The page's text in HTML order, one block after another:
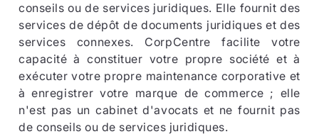
conseils ou de services juridiques. Elle fournit des
services de dépôt de documents juridiques et des
services connexes. CorpCentre facilite votre
capacité à constituer votre propre société et à
exécuter votre propre maintenance corporative et
à enregistrer votre marque de commerce ; elle
n'est pas un cabinet d'avocats et ne fournit pas
de conseils ou de services juridiques.